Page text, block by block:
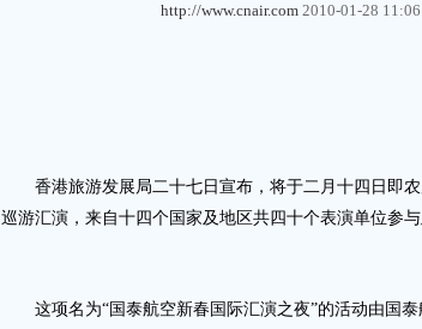
http://www.cnair.com 2010-01-28
香港旅游发展局二十七日宣布，将于二月十四日即农
巡游汇演，来自十四个国家及地区共四十个表演单位参
这项名为“国泰航空新春国际汇演之夜”的活动由国泰